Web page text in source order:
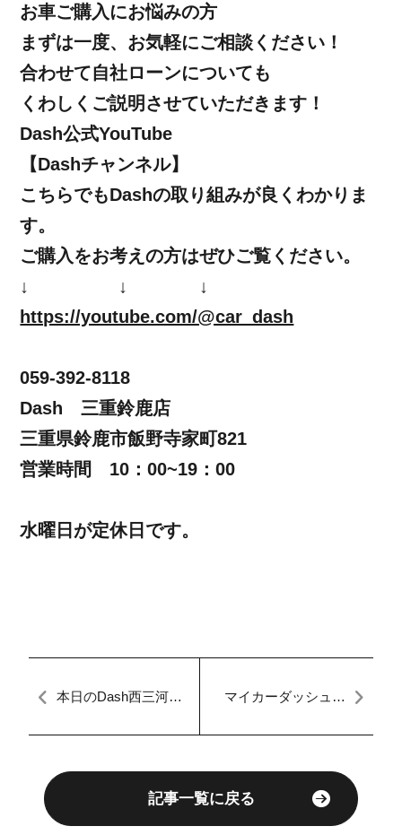
お車ご購入にお悩みの方
まずは一度、お気軽にご相談ください！
合わせて自社ローンについても
くわしくご説明させていただきます！
Dash公式YouTube
【Dashチャンネル】
こちらでもDashの取り組みが良くわかりま
す。
ご購入をお考えの方はぜひご覧ください。
↓ ↓ ↓
https://youtube.com/@car_dash
059-392-8118
Dash 三重鈴鹿店
三重県鈴鹿市飯野寺家町821
営業時間 10：00~19：00
水曜日が定休日です。
本日のDash西三河
【自社ローン】
マイカーダッシュ名
記事一覧に戻る